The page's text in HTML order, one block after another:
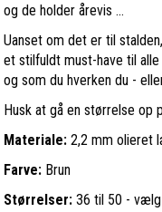
og de holder årevis ...
Uanset om det er til
et stilfuldt must-have til
og som du hverken du -
Husk at gå en størrelse op
Materiale: 2,2 mm olieret
Farve: Brun
Størrelser: 36 til 50 -